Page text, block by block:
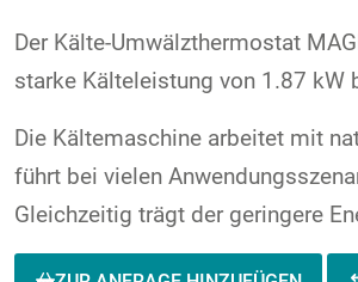
Der Kälte-Umwälzthermostat
starke Kälteleistung von 1.87 kW
Die Kältemaschine arbeitet mit
führt bei vielen
Gleichzeitig trägt der geringere